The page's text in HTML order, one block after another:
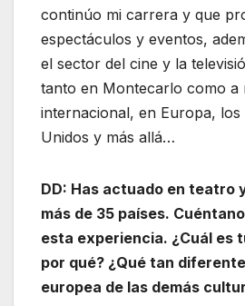
continúo mi carrera y que
espectáculos y eventos,
el sector del cine y la
tanto en Montecarlo como a
internacional, en Europa, los
Unidos y más allá…
DD: Has actuado en teatro
más de 35 países.
esta experiencia. ¿Cuál es
por qué? ¿Qué tan
europea de las demás